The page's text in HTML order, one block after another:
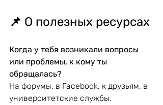
📌 О полезных ресурсах
Когда у тебя возникали вопросы
или проблемы, к кому ты
обращалась?
На форумы, в Facebook, к друзьям, в
университетские службы.